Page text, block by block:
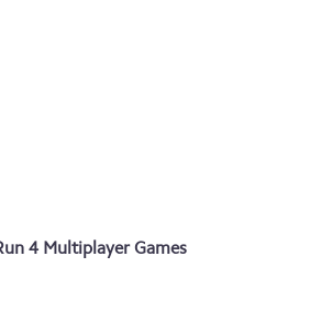
4 Multiplayer Games